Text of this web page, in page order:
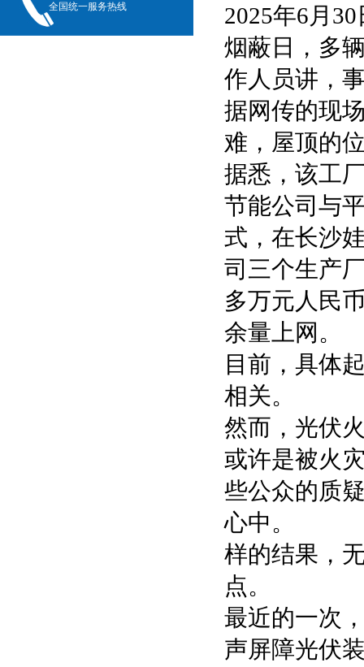
全国统一服务热线
2025年6月
烟蔽日，多
作人员讲，
据网传的现
难，屋顶的
据悉，该工
节能公司与
式，在长沙
司三个生产
多万元人民
余量上网。
目前，具体
相关。
然而，光伏
或许是被火
些公众的质
心中。
样的结果，
点。
最近的一次
声屏障光伏